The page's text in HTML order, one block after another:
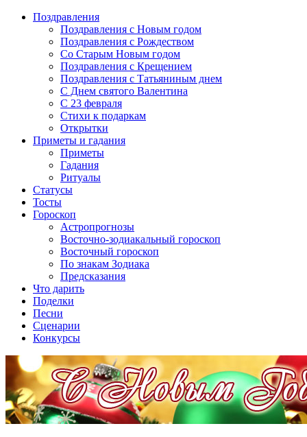
Поздравления
Поздравления с Новым годом
Поздравления с Рождеством
Со Старым Новым годом
Поздравления с Крещением
Поздравления с Татьяниным днем
С Днем святого Валентина
C 23 февраля
Стихи к подаркам
Открытки
Приметы и гадания
Приметы
Гадания
Ритуалы
Статусы
Тосты
Гороскоп
Астропрогнозы
Восточно-зодиакальный гороскоп
Восточный гороскоп
По знакам Зодиака
Предсказания
Что дарить
Поделки
Песни
Сценарии
Конкурсы